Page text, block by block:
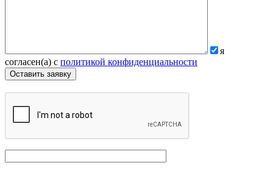
я
согласен(а) с политикой конфиденциальности